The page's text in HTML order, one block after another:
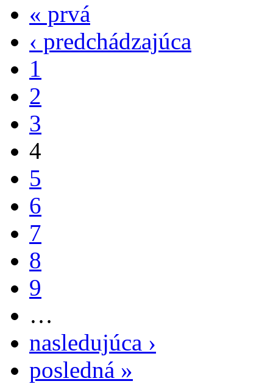
« prvá
‹ predchádzajúca
1
2
3
4
5
6
7
8
9
…
nasledujúca ›
posledná »